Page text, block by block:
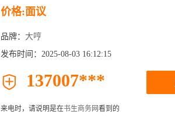
价格:面议
品牌： 大哼
发布时间：2025-08-03 16:12:15
 137007***
来电时，请说明是在书生商务网看到的